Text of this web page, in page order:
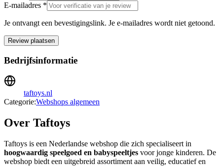
E-mailadres *
Je ontvangt een bevestigingslink. Je e-mailadres wordt niet getoond.
Review plaatsen
Bedrijfsinformatie
taftoys.nl
Categorie:Webshops algemeen
Over Taftoys
Taftoys is een Nederlandse webshop die zich specialiseert in
hoogwaardig speelgoed en babyspeeltjes voor jonge kinderen. De
webshop biedt een uitgebreid assortiment aan veilig, educatief en